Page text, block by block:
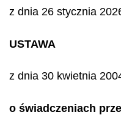
z dnia 26 stycznia
USTAWA
z dnia 30 kwietnia
o świadczeniach